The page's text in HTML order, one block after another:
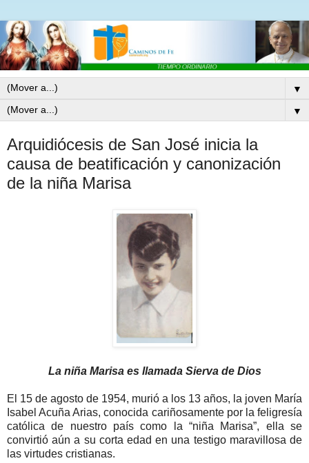
▼
▼
Arquidiócesis de San José inicia la
causa de beatificación y canonización
de la niña Marisa
La niña Marisa es llamada Sierva de Dios
El 15 de agosto de 1954, murió a los 13 años, la joven María
Isabel Acuña Arias, conocida cariñosamente por la feligresía
católica de nuestro país como la “niña Marisa”, ella se
convirtió aún a su corta edad en una testigo maravillosa de
las virtudes cristianas.